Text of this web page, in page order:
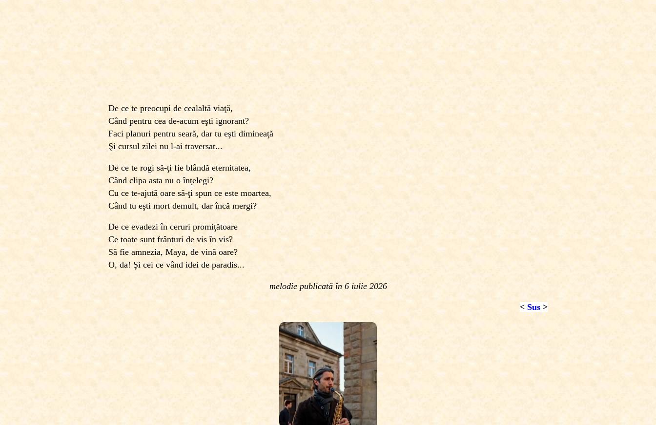
De ce te preocupi de cealaltă viaţă,
Când pentru cea de-acum eşti ignorant?
Faci planuri pentru seară, dar tu eşti dimineaţă
Şi cursul zilei nu l-ai traversat...
De ce te rogi să-ţi fie blândă eternitatea,
Când clipa asta nu o înţelegi?
Cu ce te-ajută oare să-ţi spun ce este moartea,
Când tu eşti mort demult, dar încă mergi?
De ce evadezi în ceruri promiţătoare
Ce toate sunt frânturi de vis în vis?
Să fie amnezia, Maya, de vină oare?
O, da! Şi cei ce vând idei de paradis...
melodie publicată în 6 iulie 2026
< Sus >